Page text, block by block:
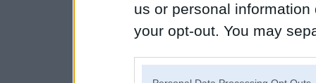
us or personal
your opt-out. You may